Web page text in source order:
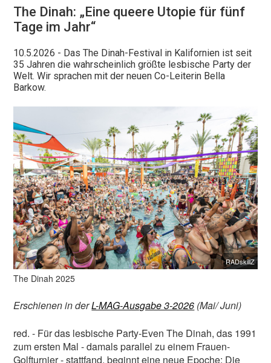
The Dinah: „Eine queere Utopie für fünf
Tage im Jahr“
10.5.2026 - Das The Dinah-Festival in Kalifornien ist seit
35 Jahren die wahrscheinlich größte lesbische Party der
Welt. Wir sprachen mit der neuen Co-Leiterin Bella
Barkow.
RADskillZ
The Dinah 2025
Erschienen in derL-MAG-Ausgabe 3-2026 (Mai/ Juni)
red. - Für das lesbische Party-Even The Dinah, das 1991
zum ersten Mal - damals parallel zu einem Frauen-
Golfturnier - stattfand, beginnt eine neue Epoche: Die